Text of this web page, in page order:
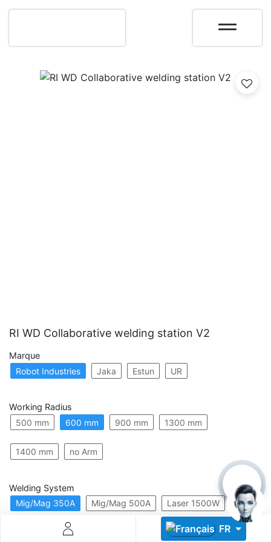
FR
RI WD Collaborative welding station V2
Marque
Robot Industries
Jaka Estun UR
Working Radius
500 mm
600 mm 900 mm 1300 mm
1400 mm no Arm
Welding System
Mig/Mag 350A
Mig/Mag 500A Laser 1500W
Laser 2000W
Descoperă RiA Ecosystem
Monitorizare în timp real și analiză date
Conectează roboți, software și servicii într-o singură
Scalabil de la 1 robot la zeci de unități